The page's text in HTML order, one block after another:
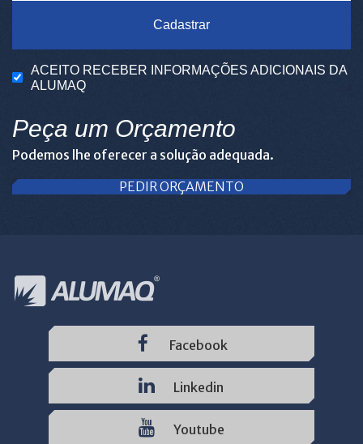
Cadastrar
ACEITO RECEBER INFORMAÇÕES ADICIONAIS DA
ALUMAQ
Peça um Orçamento
Podemos lhe oferecer a solução adequada.
PEDIR ORÇAMENTO
Facebook
Linkedin
Youtube